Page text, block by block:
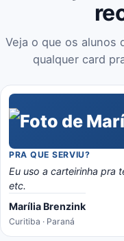
Veja o que os alunos
qualquer card
PRA QUE SERVIU?
Eu uso a carteirinha pra
etc.
Marília Brenzink
Curitiba · Paraná